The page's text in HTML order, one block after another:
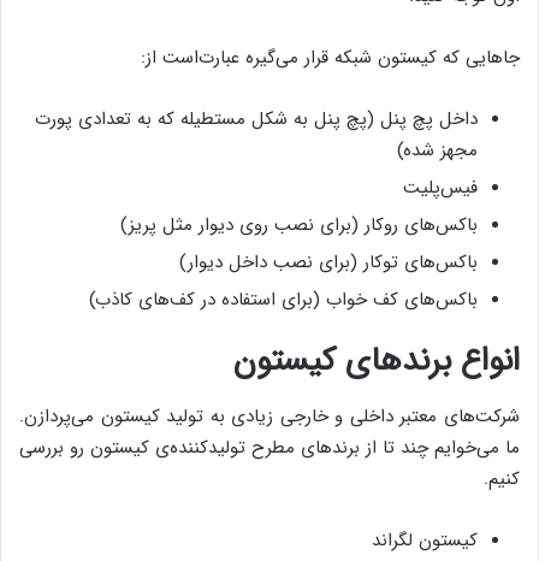
جاهایی که کیستون شبکه قرار می‌گیره عبارت‌است از:
داخل پچ پنل (پچ پنل به شکل مستطیله که به تعدادی پورت
مجهز شده)
فیس‌پلیت‌
باکس‌های روکار (برای نصب روی دیوار مثل پریز)
باکس‌‌های توکار (برای نصب داخل دیوار)
باکس‌های کف خواب (برای استفاده در کف‌های کاذب)
انواع برند‌های کیستون
شرکت‌های معتبر داخلی و خارجی زیادی به تولید کیستون می‌پردازن.
ما می‌خوایم چند تا از برندهای مطرح تولیدکننده‌ی کیستون رو بررسی
کنیم.
کیستون لگراند